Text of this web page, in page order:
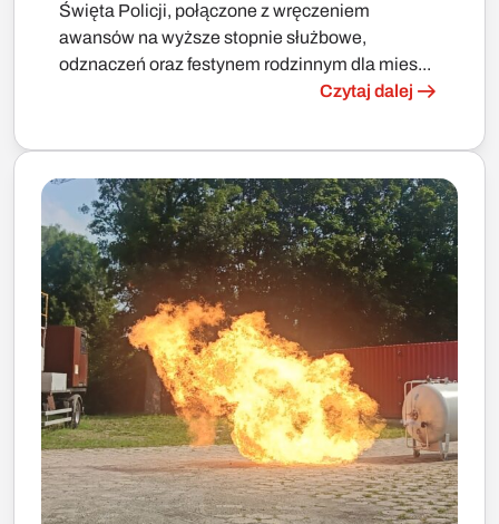
Święta Policji, połączone z wręczeniem
awansów na wyższe stopnie służbowe,
odznaczeń oraz festynem rodzinnym dla mies...
Czytaj dalej